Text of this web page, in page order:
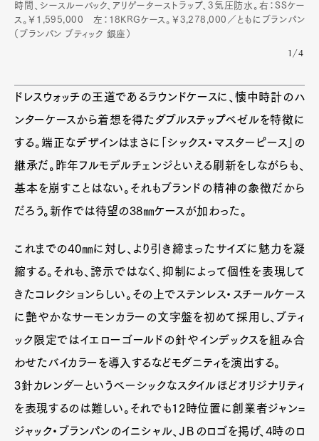
Contact
Pen Meet
Pen international Pen tw
時間、シースルーバック、アリゲーターストラップ、3気圧防水。右：SSケー
ス。￥1,595,000 左：18KRGケース。￥3,278,000／ともにブランパン
（ブランパン ブティック 銀座）
1/4
ドレスウォッチの王道であるラウンドケースに、懐中時計のハ
ンターケースから着想を得たダブルステップベゼルを特徴に
する。端正なデザインはまさに「シックス・マスターピース」の
継承だ。昨年フルモデルチェンジといえる刷新をしながらも、
基本を崩すことはない。それもブランドの精神の象徴だから
だろう。新作では待望の38㎜ケースが加わった。
これまでの40㎜に対し、より引き締まったサイズに魅力を凝
縮する。それも、誇示ではなく、抑制によって個性を表現して
きたコレクションらしい。その上でステンレス・スチールケース
に艶やかなサーモンカラーの文字盤を初めて採用し、ブティ
ック限定ではイエローゴールドの針やインデックスを組み合
わせたバイカラーを導入するなどモダニティを演出する。
3針カレンダーというベーシックなスタイルほどオリジナリティ
を表現するのは難しい。それでも12時位置に創業者ジャン=
ジャック・ブランパンのイニシャル、ＪＢのロゴを掲げ、4時のロ